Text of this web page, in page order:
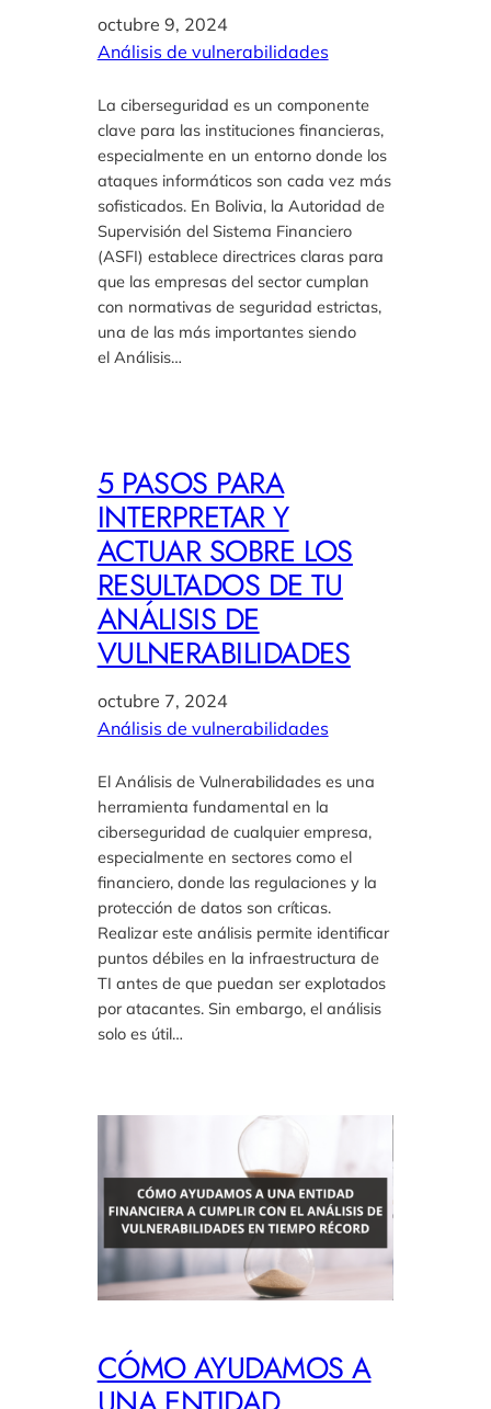
octubre 9, 2024
Análisis de vulnerabilidades
La ciberseguridad es un componente
clave para las instituciones financieras,
especialmente en un entorno donde los
ataques informáticos son cada vez más
sofisticados. En Bolivia, la Autoridad de
Supervisión del Sistema Financiero
(ASFI) establece directrices claras para
que las empresas del sector cumplan
con normativas de seguridad estrictas,
una de las más importantes siendo
el Análisis…
5 PASOS PARA
INTERPRETAR Y
ACTUAR SOBRE LOS
RESULTADOS DE TU
ANÁLISIS DE
VULNERABILIDADES
octubre 7, 2024
Análisis de vulnerabilidades
El Análisis de Vulnerabilidades es una
herramienta fundamental en la
ciberseguridad de cualquier empresa,
especialmente en sectores como el
financiero, donde las regulaciones y la
protección de datos son críticas.
Realizar este análisis permite identificar
puntos débiles en la infraestructura de
TI antes de que puedan ser explotados
por atacantes. Sin embargo, el análisis
solo es útil…
CÓMO AYUDAMOS A